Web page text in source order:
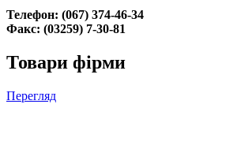
Телефон: (067) 374-46-34
Факс: (03259) 7-30-81
Товари фірми
Перегляд